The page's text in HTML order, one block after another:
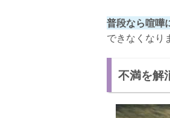
普段なら喧嘩
できなくなり
不満を解